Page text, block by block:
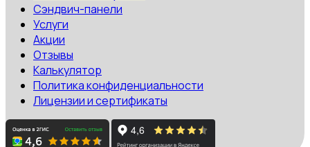
Сэндвич-панели
Услуги
Акции
Отзывы
Калькулятор
Политика конфиденциальности
Лицензии и сертификаты